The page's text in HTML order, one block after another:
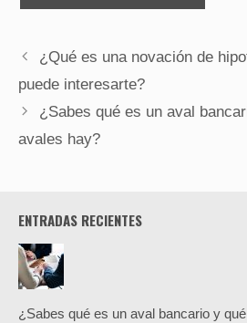
¿Qué es una novación de
puede interesarte?
¿Sabes qué es un aval
avales hay?
ENTRADAS RECIENTES
¿Sabes qué es un aval bancario y